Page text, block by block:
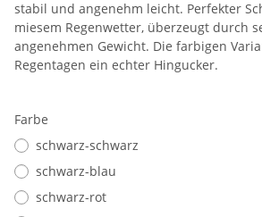
stabil und angenehm leicht. Perfekter
miesem Regenwetter, überzeugt durch
angenehmen Gewicht. Die farbigen
Regentagen ein echter Hingucker.
Farbe
schwarz-schwarz
schwarz-blau
schwarz-rot